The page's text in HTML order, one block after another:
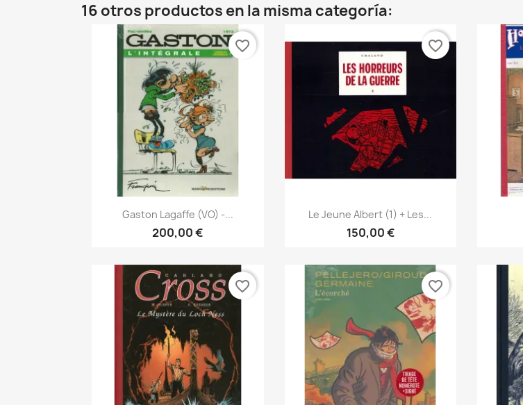
16 otros productos en la misma categoría:
Vista rápida
Gaston Lagaffe (VO) -...
200,00 €
favorite_border
Vista rápida
Le Jeune Albert (1) + Les...
150,00 €
favorite_border
favorite_border favorite_border